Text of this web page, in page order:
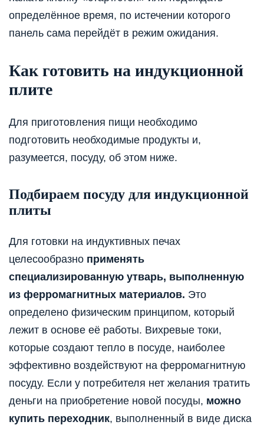
определённое время, по истечении которого
панель сама перейдёт в режим ожидания.
Как готовить на индукционной
плите
Для приготовления пищи необходимо
подготовить необходимые продукты и,
разумеется, посуду, об этом ниже.
Подбираем посуду для индукционной
плиты
Для готовки на индуктивных печах
целесообразно применять
специализированную утварь, выполненную
из ферромагнитных материалов. Это
определено физическим принципом, который
лежит в основе её работы. Вихревые токи,
которые создают тепло в посуде, наиболее
эффективно воздействуют на ферромагнитную
посуду. Если у потребителя нет желания тратить
деньги на приобретение новой посуды, можно
купить переходник, выполненный в виде диска